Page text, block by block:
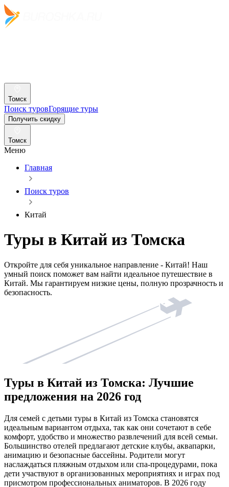
Томск
Поиск туровГорящие туры
Получить скидку
Томск
Меню
Главная
Поиск туров
Китай
Туры в Китай из Томска
Откройте для себя уникальное направление - Китай! Наш
умный поиск поможет вам найти идеальное путешествие в
Китай. Мы гарантируем низкие цены, полную прозрачность и
безопасность.
Туры в Китай из Томска: Лучшие
предложения на 2026 год
Для семей с детьми туры в Китай из Томска становятся
идеальным вариантом отдыха, так как они сочетают в себе
комфорт, удобство и множество развлечений для всей семьи.
Большинство отелей предлагают детские клубы, аквапарки,
анимацию и безопасные бассейны. Родители могут
наслаждаться пляжным отдыхом или спа-процедурами, пока
дети участвуют в организованных мероприятиях и играх под
присмотром профессиональных аниматоров. В 2026 году